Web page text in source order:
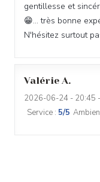
gentillesse et
😁... très bonne
N'hésitez surtout
Valérie A
2026-06-24 - 20:45
Service : 5/5